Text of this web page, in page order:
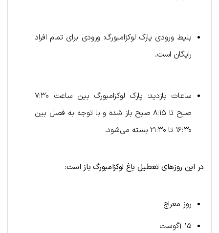
بلیط ورودی پارک لوکزامبورگ: ورودی برای تمام افراد
رایگان است.
ساعات بازدید: پارک لوکزامبورگ بین ساعت ۷:۳۰
صبح تا ۸:۱۵ صبح باز شده و با توجه به فصل بین
۱۶:۳۰ تا ۲۱:۳۰ بسته می‌شود.
در این روزهای تعطیل باغ لوکزامبورگ باز است:
روز معراج
۱۵ آگوست